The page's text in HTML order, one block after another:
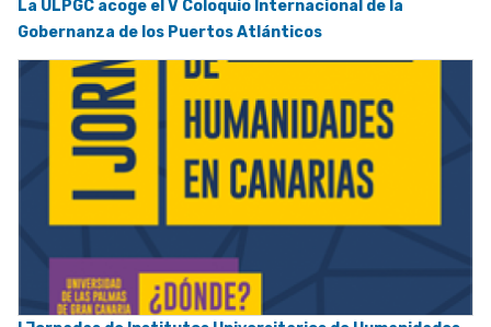
La ULPGC acoge el V Coloquio Internacional de la
Gobernanza de los Puertos Atlánticos